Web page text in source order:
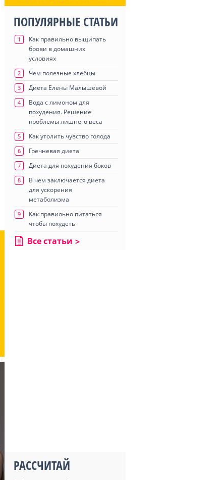
ПОПУЛЯРНЫЕ СТАТЬИ
1
Как правильно выщипать
брови в домашних
условиях
2 Чем полезные хлебцы
3 Диета Елены Малышевой
4
Вода с лимоном для
похудения. Решение
проблемы лишнего веса
5 Как утолить чувство голода
6 Гречневая диета
7 Диета для похудения боков
8
В чем заключается диета
для ускорения
метаболизма
9
Как правильно питаться
чтобы похудеть
Все статьи
РАССЧИТАЙ